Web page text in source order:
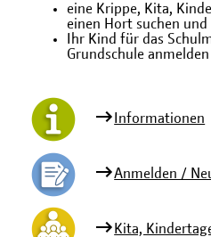
eine Krippe, Kita,
einen Hort suchen
Ihr Kind für das
Grundschule anmelden
Informationen
Anmelden /
Kita,